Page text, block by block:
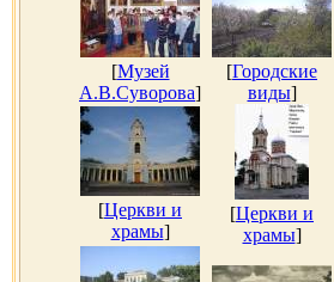
[Музей
А.В.Суворова]
[Городские
виды]
[Церкви и
храмы]
[Церкви и
храмы]